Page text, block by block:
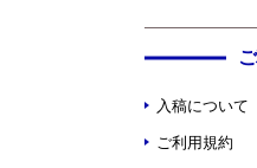
入稿について
ご利用規約